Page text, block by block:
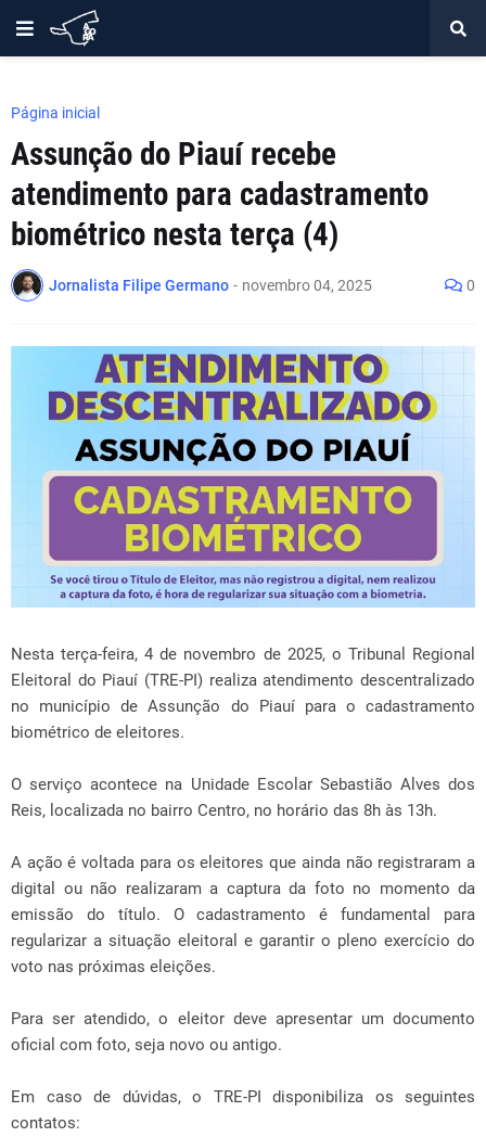
Página inicial
Assunção do Piauí recebe
atendimento para cadastramento
biométrico nesta terça (4)
Jornalista Filipe Germano - novembro 04, 2025 0
Nesta terça-feira, 4 de novembro de 2025, o Tribunal Regional
Eleitoral do Piauí (TRE-PI) realiza atendimento descentralizado
no município de Assunção do Piauí para o cadastramento
biométrico de eleitores.
O serviço acontece na Unidade Escolar Sebastião Alves dos
Reis, localizada no bairro Centro, no horário das 8h às 13h.
A ação é voltada para os eleitores que ainda não registraram a
digital ou não realizaram a captura da foto no momento da
emissão do título. O cadastramento é fundamental para
regularizar a situação eleitoral e garantir o pleno exercício do
voto nas próximas eleições.
Para ser atendido, o eleitor deve apresentar um documento
oficial com foto, seja novo ou antigo.
Em caso de dúvidas, o TRE-PI disponibiliza os seguintes
contatos: